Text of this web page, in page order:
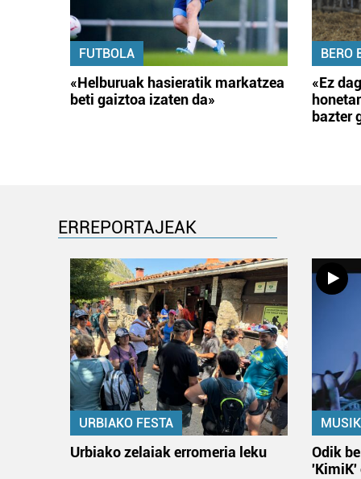
FUTBOLA
«Helburuak hasieratik markatzea
beti gaiztoa izaten da»
BERO
«Ez
bazter
ERREPORTAJEAK
URBIAKO FESTA
Urbiako zelaiak erromeria leku
Odik
'KimiK'